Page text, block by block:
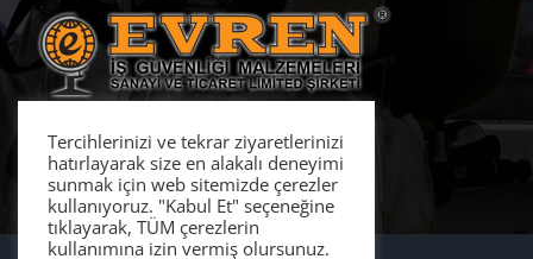
Tercihlerinizi ve tekrar ziyaretlerinizi
hatırlayarak size en alakalı deneyimi
sunmak için web sitemizde çerezler
kullanıyoruz. "Kabul Et" seçeneğine
tıklayarak, TÜM çerezlerin
kullanımına izin vermiş olursunuz.